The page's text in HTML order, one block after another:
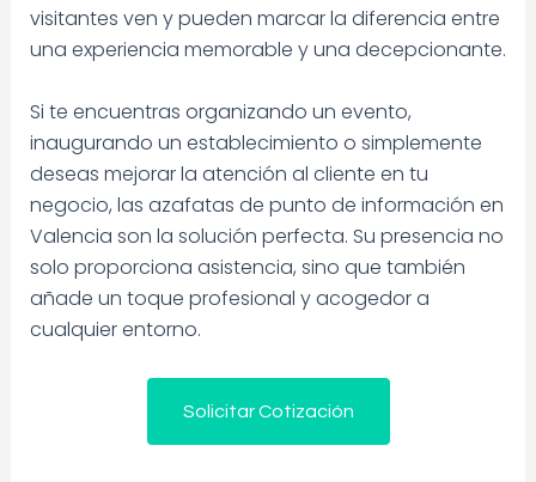
visitantes ven y pueden marcar la diferencia entre
una experiencia memorable y una decepcionante.
Si te encuentras organizando un evento,
inaugurando un establecimiento o simplemente
deseas mejorar la atención al cliente en tu
negocio, las azafatas de punto de información en
Valencia son la solución perfecta. Su presencia no
solo proporciona asistencia, sino que también
añade un toque profesional y acogedor a
cualquier entorno.
Solicitar Cotización